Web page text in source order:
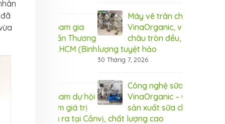
tham gia
ấn Thương
Máy vê trân châu
VinaOrganic, vê trân
châu tròn đều, chất
lượng tuyệt hảo
30 Tháng 7, 2026
Công nghệ sữa chua hũ
VinaOrganic – Giải pháp
sản xuất sữa chua chuẩn
vị, chất lượng cao